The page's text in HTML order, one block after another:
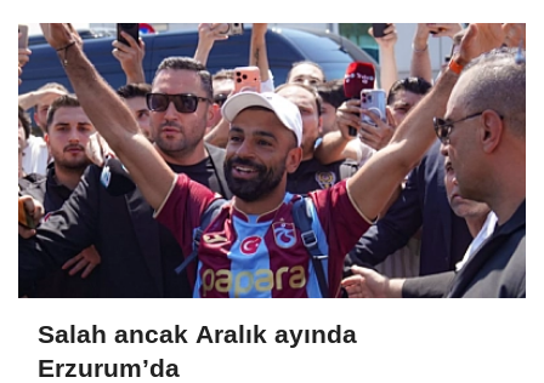
Salah ancak Aralık ayında
Erzurum’da